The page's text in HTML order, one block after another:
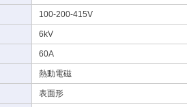
100-200-415V
6kV
60A
熱動電磁
表面形